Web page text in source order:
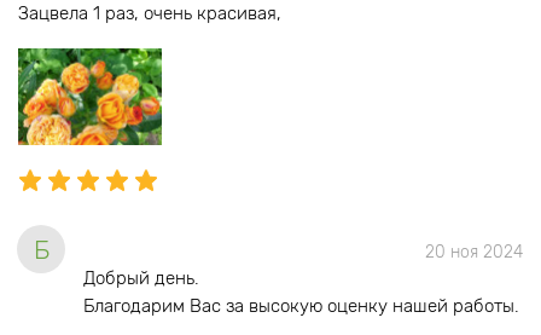
Зацвела 1 раз, очень красивая,
Б 20 ноя 2024
Добрый день.
Благодарим Вас за высокую оценку нашей работы.